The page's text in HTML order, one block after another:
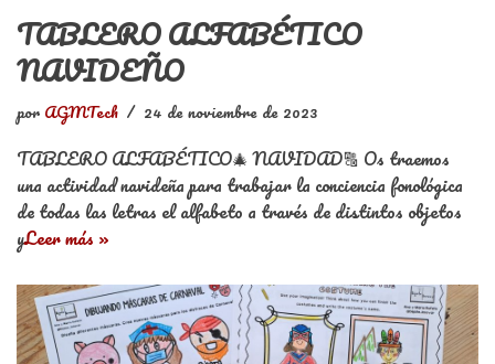
TABLERO ALFABÉTICO
NAVIDEÑO
por AGMTech 24 de noviembre de 2023
TABLERO ALFABÉTICO🎄 NAVIDAD🔠 Os traemos
una actividad navideña para trabajar la conciencia fonológica
de todas las letras el alfabeto a través de distintos objetos
yLeer más »